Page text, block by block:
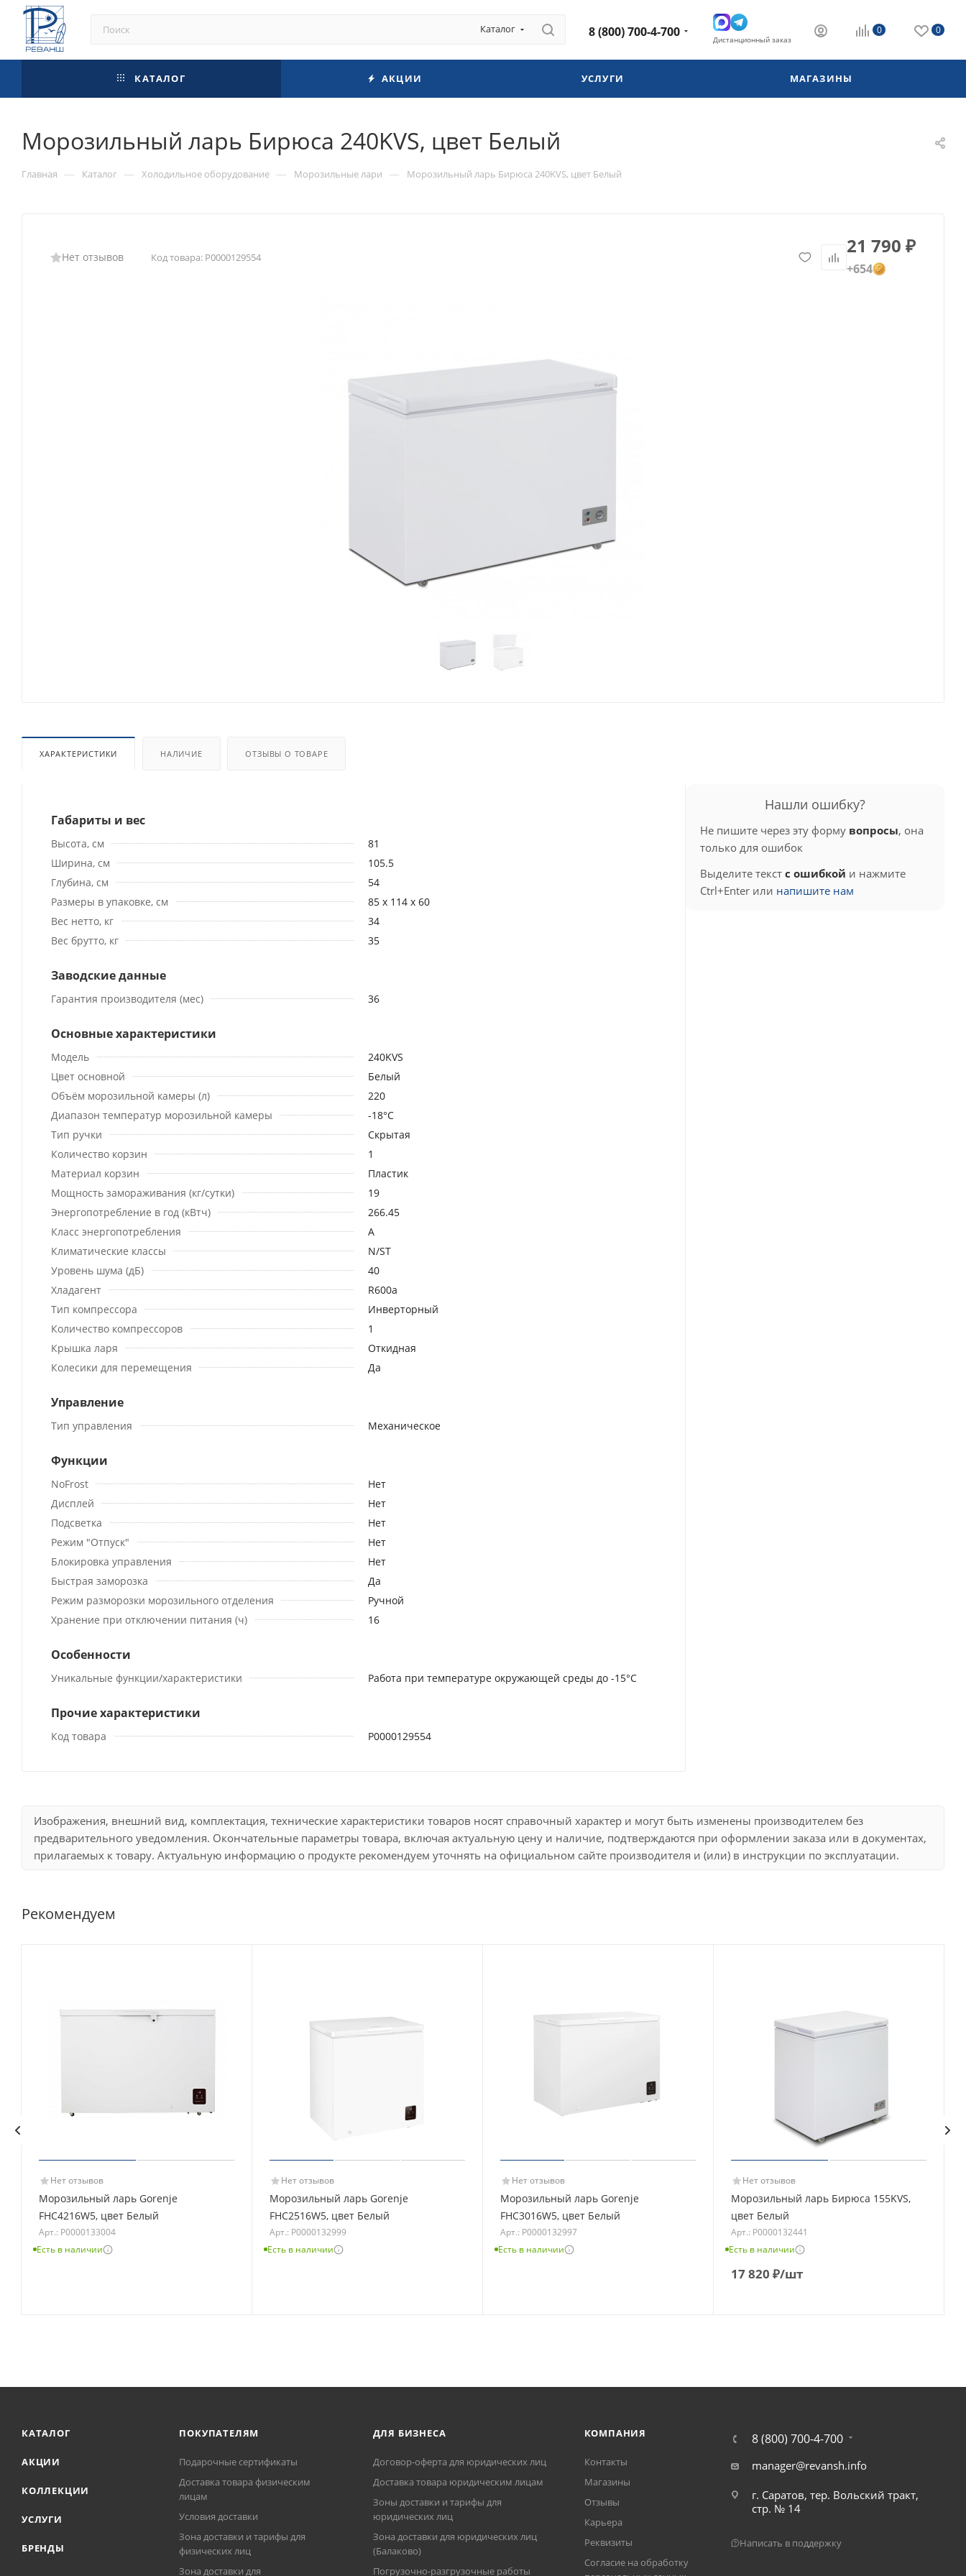
Каталог 8 (800) 700-4-700 Дистанционный заказ
0 0
КАТАЛОГ АКЦИИ УСЛУГИ МАГАЗИНЫ
Морозильный ларь Бирюса 240KVS, цвет Белый
Главная — Каталог — Холодильное оборудование — Морозильные лари — Морозильный ларь Бирюса 240KVS, цвет Белый
Нет отзывов Код товара: Р0000129554 21 790 ₽
+654
ХАРАКТЕРИСТИКИ НАЛИЧИЕ ОТЗЫВЫ О ТОВАРЕ
Габариты и вес
Высота, см
81
Ширина, см
105.5
Глубина, см
54
Размеры в упаковке, см
85 x 114 x 60
Вес нетто, кг
34
Вес брутто, кг
35
Заводские данные
Гарантия производителя (мес) 36
Основные характеристики
Модель
240KVS
Цвет основной
Белый
Объём морозильной камеры (л)
220
Диапазон температур морозильной камеры
-18°C
Тип ручки
Скрытая
Количество корзин
1
Материал корзин
Пластик
Мощность замораживания (кг/сутки)
19
Энергопотребление в год (кВтч)
266.45
Класс энергопотребления
A
Климатические классы
N/ST
Уровень шума (дБ)
40
Хладагент
R600a
Тип компрессора
Инверторный
Количество компрессоров
1
Крышка ларя
Откидная
Колесики для перемещения
Да
Управление
Тип управления Механическое
Функции
NoFrost
Нет
Дисплей
Нет
Подсветка
Нет
Режим "Отпуск"
Нет
Блокировка управления
Нет
Быстрая заморозка
Да
Режим разморозки морозильного отделения
Ручной
Хранение при отключении питания (ч)
16
Особенности
Уникальные функции/характеристики Работа при температуре окружающей среды до -15°C
Прочие характеристики
Код товара Р0000129554
Нашли ошибку?
Не пишите через эту форму вопросы, она
только для ошибок
Выделите текст с ошибкой и нажмите
Ctrl+Enter или напишите нам
Изображения, внешний вид, комплектация, технические характеристики товаров носят справочный характер и могут быть изменены производителем без
предварительного уведомления. Окончательные параметры товара, включая актуальную цену и наличие, подтверждаются при оформлении заказа или в документах,
прилагаемых к товару. Актуальную информацию о продукте рекомендуем уточнять на официальном сайте производителя и (или) в инструкции по эксплуатации.
Рекомендуем
Нет отзывов
Морозильный ларь Gorenje
FHC4216W5, цвет Белый
Арт.: Р0000133004
Есть в наличии
Нет отзывов
Морозильный ларь Gorenje
FHC2516W5, цвет Белый
Арт.: Р0000132999
Есть в наличии
Нет отзывов
Морозильный ларь Gorenje
FHC3016W5, цвет Белый
Арт.: Р0000132997
Есть в наличии
Нет отзывов
Морозильный ларь Бирюса 155KVS,
цвет Белый
Арт.: Р0000132441
Есть в наличии
17 820 ₽/шт
КАТАЛОГ
АКЦИИ
КОЛЛЕКЦИИ
УСЛУГИ
БРЕНДЫ
ПОКУПАТЕЛЯМ
Подарочные сертификаты
Доставка товара физическим
лицам
Условия доставки
Зона доставки и тарифы для
физических лиц
Зона доставки для
ДЛЯ БИЗНЕСА
Договор-оферта для юридических лиц
Доставка товара юридическим лицам
Зоны доставки и тарифы для
юридических лиц
Зона доставки для юридических лиц
(Балаково)
Погрузочно-разгрузочные работы
КОМПАНИЯ
Контакты
Магазины
Отзывы
Карьера
Реквизиты
Согласие на обработку
8 (800) 700-4-700
manager@revansh.info
г. Саратов, тер. Вольский тракт,
стр. № 14
Написать в поддержку